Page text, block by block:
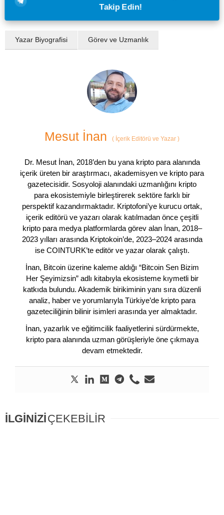
Takip Edin!
Yazar Biyografisi Görev ve Uzmanlık
Mesut İnan ( İçerik Editörü ve Yazar )
Dr. Mesut İnan, 2018’den bu yana kripto para alanında
içerik üreten bir araştırmacı, akademisyen ve kripto para
gazetecisidir. Sosyoloji alanındaki uzmanlığını kripto
para ekosistemiyle birleştirerek sektöre farklı bir
perspektif kazandırmaktadır. Kriptofoni’ye kurucu ortak,
içerik editörü ve yazarı olarak katılmadan önce çeşitli
kripto para medya platformlarda görev alan İnan, 2018–
2023 yılları arasında Kriptokoin’de, 2023–2024 arasında
ise COINTURK’te editör ve yazar olarak çalıştı.
İnan, Bitcoin üzerine kaleme aldığı “Bitcoin Sen Bizim
Her Şeyimizsin” adlı kitabıyla ekosisteme kıymetli bir
katkıda bulundu. Akademik birikiminin yanı sıra düzenli
analiz, haber ve yorumlarıyla Türkiye’de kripto para
gazeteciliğinin bilinir isimleri arasında yer almaktadır.
İnan, yazarlık ve eğitimcilik faaliyetlerini sürdürmekte,
kripto para alanında uzman görüşleriyle öne çıkmaya
devam etmektedir.
İLGİNİZİÇEKEBİLİR